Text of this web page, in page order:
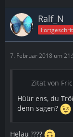
Ralf_N
7. Februar 2018 um
Zitat von
Hüür ens, du
denn sagen?
Helau ????